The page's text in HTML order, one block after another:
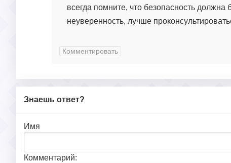
всегда помните, что безопасность
неуверенность, лучше
Комментировать
Знаешь ответ?
Имя
Комментарий: